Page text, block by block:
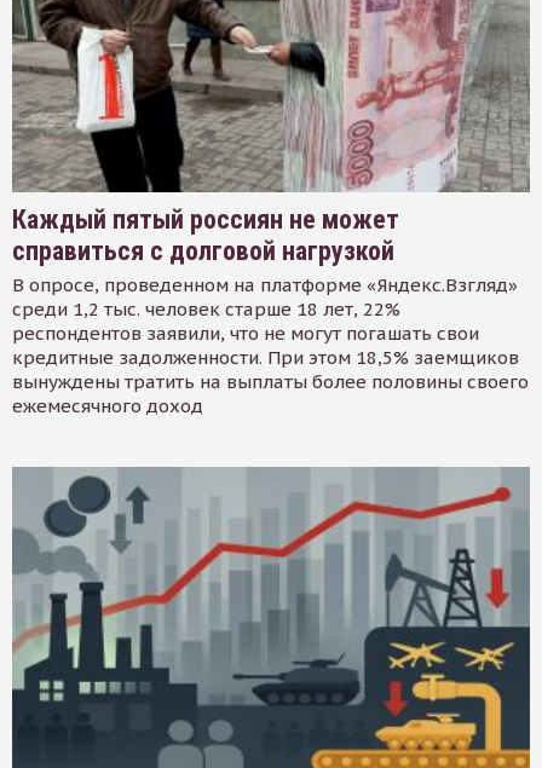
Каждый пятый россиян не может
справиться с долговой нагрузкой
В опросе, проведенном на платформе «Яндекс.Взгляд»
среди 1,2 тыс. человек старше 18 лет, 22%
респондентов заявили, что не могут погашать свои
кредитные задолженности. При этом 18,5% заемщиков
вынуждены тратить на выплаты более половины своего
ежемесячного доход